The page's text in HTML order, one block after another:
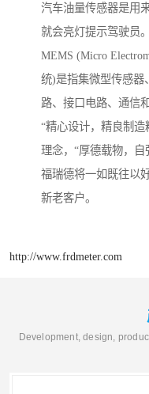
汽车油量传感器是用
就会亮灯提示驾驶员
MEMS (Micro
统)是指集微型传感器
路、接口电路、通信
“精心设计，精良制
理念，“厚德载物，
福瑞德将一如既往以
新老客户。
http://www.frdmeter.com
Development, design,